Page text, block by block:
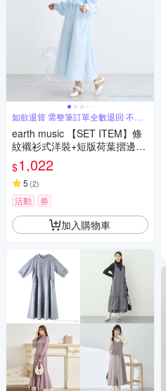
如欲退貨 需整筆訂單全數退回 不能
單退
earth music 【SET ITEM】條
紋襯衫式洋裝+短版荷葉摺邊吊
帶背心
$1,022
5 (2)
活動 券
加入購物車